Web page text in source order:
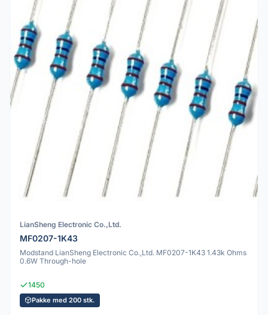
LianSheng Electronic Co.,Ltd.
MF0207-1K43
Modstand LianSheng Electronic Co.,Ltd. MF0207-1K43 1.43k Ohms
0.6W Through-hole
1450
Pakke med 200 stk.